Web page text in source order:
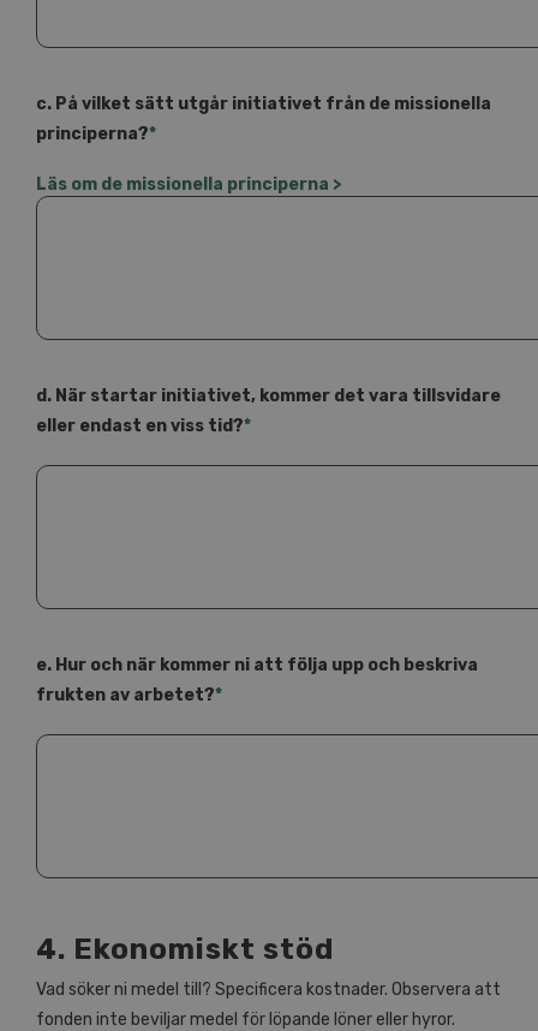
c. På vilket sätt utgår initiativet från de missionella
principerna?*
Läs om de missionella principerna >
d. När startar initiativet, kommer det vara tillsvidare
eller endast en viss tid?*
e. Hur och när kommer ni att följa upp och beskriva
frukten av arbetet?*
4. Ekonomiskt stöd
Vad söker ni medel till? Specificera kostnader. Observera att
fonden inte beviljar medel för löpande löner eller hyror.